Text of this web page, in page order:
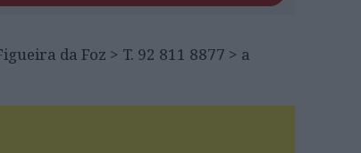
da Foz > T. 92 811 8877 > a